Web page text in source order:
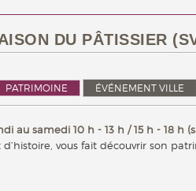
DU PÂTISSIER
PATRIMOINE ÉVÉNEMENT VILLE
au samedi 10 h - 13 h / 15 h - 18 h
vous fait découvrir son